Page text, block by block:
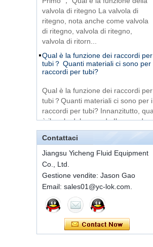
Raccordi per tubi a T
a ghiera singola
DIN2353
Raccordi per tubi
flessibili in acciaio
inox 316 a 3 vie,
316 Stainless Steel
Ferrule set high
pressure
1C-RN Raccordi
idraulici a doppia
Raccordi per tubi ad
anello tagliente diritto
codice Swagelok SS-
810-6
valvola di ritegno La valvola di
ritegno, nota anche come valvola
di ritegno, valvola di ritegno,
valvola di ritorn...
tubi？ Quanti materiali ci sono per i
raccordi per tubi?
tubi？Quanti materiali ci sono per i
raccordi per tubi? Innanzitutto, qual
è il ruolo del raccordo Il raccordo
Una breve introduzione ai
componenti convenzionali dei
connettori rapidi
ISO 7241 A&B 1.APPLICAZIONI:
portare al settore una prova per
costruzione, attrezzature forestali,
macchinari agricoli, strum...
Metodo di installazione del giunto a
ghiera
Contattaci
Jiangsu Yicheng Fluid Equipment
Co., Ltd.
Gestione vendite: Jason Gao
Email: sales01@yc-lok.com.